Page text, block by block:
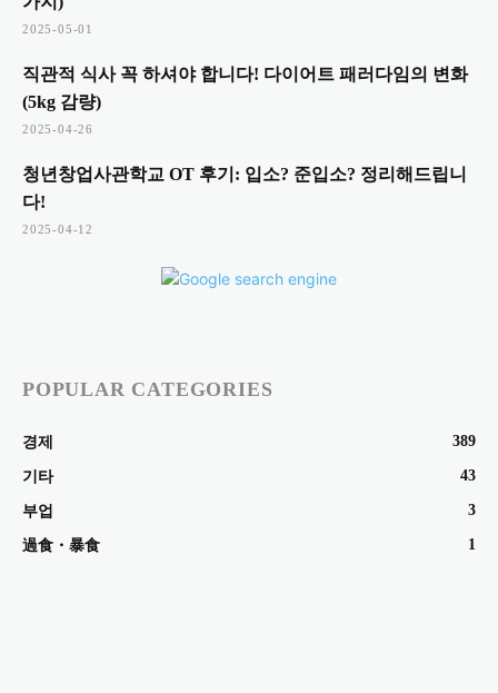
2025-05-01
직관적 식사 꼭 하셔야 합니다! 다이어트 패러다임의 변화
(5kg 감량)
2025-04-26
청년창업사관학교 OT 후기: 입소? 준입소? 정리해드립니
다!
2025-04-12
POPULAR CATEGORIES
경제 389
기타 43
부업 3
過食・暴食 1